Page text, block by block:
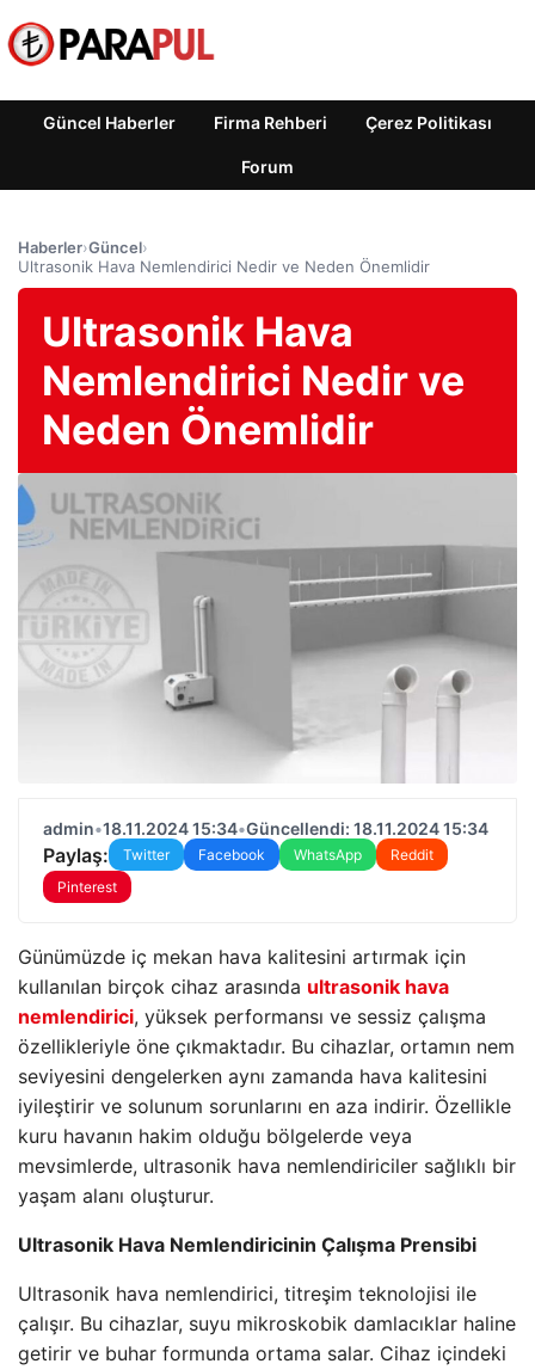
Güncel Haberler Firma Rehberi Çerez Politikası
Forum
Haberler›Güncel›
Ultrasonik Hava Nemlendirici Nedir ve Neden Önemlidir
Ultrasonik Hava
Nemlendirici Nedir ve
Neden Önemlidir
admin•18.11.2024 15:34•Güncellendi: 18.11.2024 15:34
Paylaş: Twitter Facebook WhatsApp
Reddit
Pinterest
Günümüzde iç mekan hava kalitesini artırmak için
kullanılan birçok cihaz arasında ultrasonik hava
nemlendirici, yüksek performansı ve sessiz çalışma
özellikleriyle öne çıkmaktadır. Bu cihazlar, ortamın nem
seviyesini dengelerken aynı zamanda hava kalitesini
iyileştirir ve solunum sorunlarını en aza indirir. Özellikle
kuru havanın hakim olduğu bölgelerde veya
mevsimlerde, ultrasonik hava nemlendiriciler sağlıklı bir
yaşam alanı oluşturur.
Ultrasonik Hava Nemlendiricinin Çalışma Prensibi
Ultrasonik hava nemlendirici, titreşim teknolojisi ile
çalışır. Bu cihazlar, suyu mikroskobik damlacıklar haline
getirir ve buhar formunda ortama salar. Cihaz içindeki